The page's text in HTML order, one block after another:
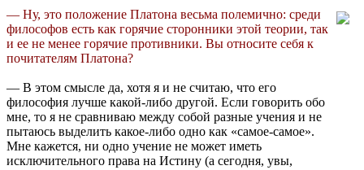
— Ну, это положение Платона весьма полемично: среди
философов есть как горячие сторонники этой теории, так
и ее не менее горячие противники. Вы относите себя к
почитателям Платона?
— В этом смысле да, хотя я и не считаю, что его
философия лучше какой-либо другой. Если говорить обо
мне, то я не сравниваю между собой разные учения и не
пытаюсь выделить какое-либо одно как «самое-самое».
Мне кажется, ни одно учение не может иметь
исключительного права на Истину (а сегодня, увы,